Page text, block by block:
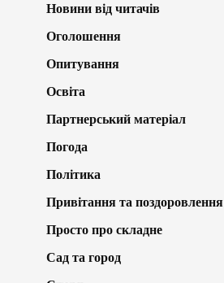
Новини від читачів
Оголошення
Опитування
Освіта
Партнерський матеріал
Погода
Політика
Привітання та поздоровлення
Просто про складне
Сад та город